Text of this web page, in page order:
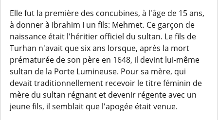
Elle fut la première des concubines, à l'âge de 15 ans,
à donner à Ibrahim I un fils: Mehmet. Ce garçon de
naissance était l'héritier officiel du sultan. Le fils de
Turhan n'avait que six ans lorsque, après la mort
prématurée de son père en 1648, il devint lui-même
sultan de la Porte Lumineuse. Pour sa mère, qui
devait traditionnellement recevoir le titre féminin de
mère du sultan régnant et devenir régente avec un
jeune fils, il semblait que l'apogée était venue.